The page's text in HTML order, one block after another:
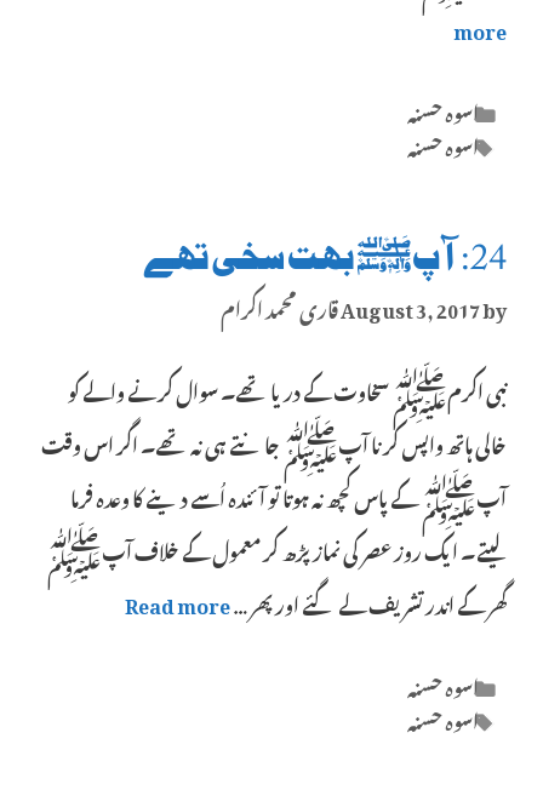
more
Categories
اسوہ حسنہ
Tags
اسوہ حسنہ
24: آپﷺ بہت سخی تھے
August 3, 2017by
قاری محمد اکرام
نبی اکرمﷺ سخاوت کے دریا تھے۔ سوال کرنے والے کو
خالی ہاتھ واپس کرنا آپﷺ جانتے ہی نہ تھے۔ اگر اس وقت
آپﷺ کے پاس کچھ نہ ہوتا تو آئندہ اُسے دینے کا وعدہ فرما
لیتے۔ ایک روز عصر کی نماز پڑھ کر معمول کے خلاف آپﷺ
گھر کے اندر تشریف لے گئے اور پھر …Read more
Categories
اسوہ حسنہ
Tags
اسوہ حسنہ